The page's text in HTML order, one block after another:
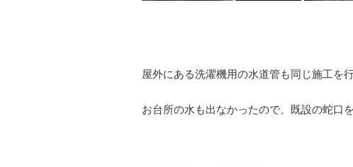
屋外にある洗濯機用の水道管も同じ施工を行
お台所の水も出なかったので、既設の蛇口